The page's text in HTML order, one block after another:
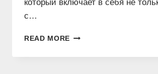
который включает в себя не
с…
READ MORE ПЕРЕВОДЧИК
ЯЗЫКА